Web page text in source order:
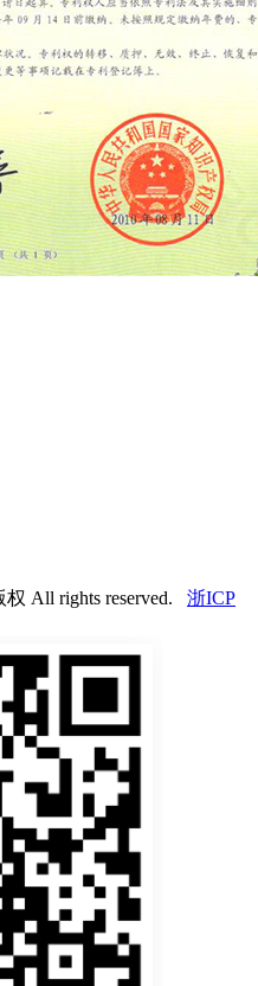
All rights reserved. 浙ICP